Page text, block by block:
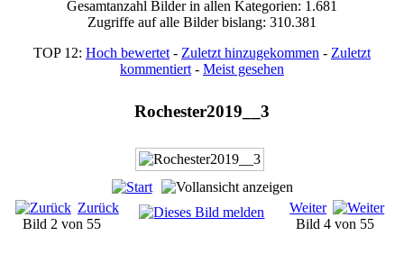
Gesamtanzahl Bilder in allen Kategorien: 1.681
Zugriffe auf alle Bilder bislang: 310.381
TOP 12: Hoch bewertet - Zuletzt hinzugekommen - Zuletzt
kommentiert - Meist gesehen
Rochester2019__3
Zurück
Bild 2 von 55
Weiter
Bild 4 von 55